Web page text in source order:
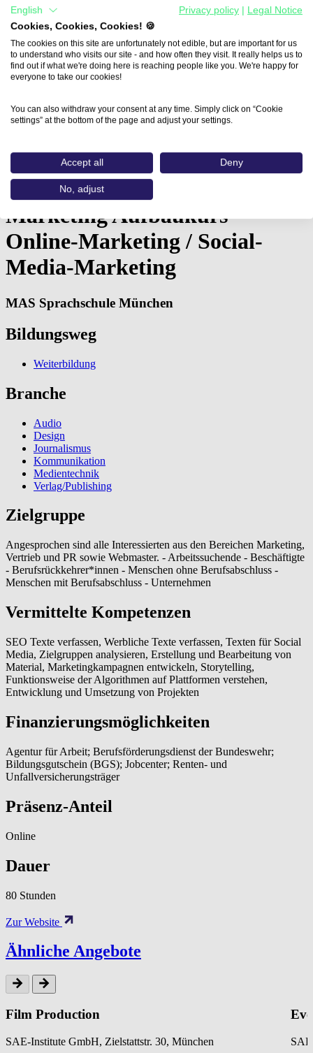
Home
Aus- und Weiterbildungen
Marketing Aufbaukurs - Online-Marketing…
Marketing Aufbaukurs -
Online-Marketing / Social-
Media-Marketing
MAS Sprachschule München
Bildungsweg
Weiterbildung
Branche
Audio
Design
Journalismus
Kommunikation
Medientechnik
Verlag/Publishing
Zielgruppe
Angesprochen sind alle Interessierten aus den Bereichen Marketing,
Vertrieb und PR sowie Webmaster. - Arbeitssuchende - Beschäftigte
- Berufsrückkehrer*innen - Menschen ohne Berufsabschluss -
Menschen mit Berufsabschluss - Unternehmen
Vermittelte Kompetenzen
SEO Texte verfassen, Werbliche Texte verfassen, Texten für Social
Media, Zielgruppen analysieren, Erstellung und Bearbeitung von
Material, Marketingkampagnen entwickeln, Storytelling,
Funktionsweise der Algorithmen auf Plattformen verstehen,
Entwicklung und Umsetzung von Projekten
Finanzierungsmöglichkeiten
Agentur für Arbeit; Berufsförderungsdienst der Bundeswehr;
Bildungsgutschein (BGS); Jobcenter; Renten- und
Unfallversicherungsträger
Präsenz-Anteil
Online
Dauer
80 Stunden
Zur Website
Ähnliche Angebote
Film Production
SAE-Institute GmbH, Zielstattstr. 30, München
English Privacy policy
Legal Notice
Cookies, Cookies, Cookies! 🍪
The cookies on this site are unfortunately not edible, but are important for us
to understand who visits our site - and how often they visit. It really helps us to
find out if what we're doing here is reaching people like you. We're happy for
everyone to take our cookies!
You can also withdraw your consent at any time. Simply click on “Cookie
settings” at the bottom of the page and adjust your settings.
Accept all Deny
No, adjust